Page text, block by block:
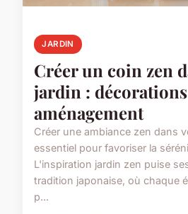
JARDIN
Créer un coin zen
jardin :
aménagement
Créer une ambiance zen dans
essentiel pour favoriser la
L'inspiration jardin zen puise
tradition japonaise, où chaque
p...